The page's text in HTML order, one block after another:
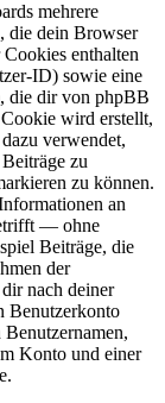
mehrere
die dein Browser
enthalten
ID) sowie eine
die dir von phpBB
wird erstellt,
verwendet,
zu
zu können.
an
— ohne
Beiträge, die
der
nach deiner
Benutzerkonto
Benutzernamen,
Konto und einer